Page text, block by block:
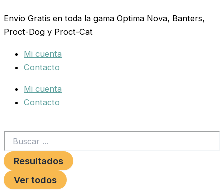
al
contenido
Envío Gratis en toda la gama Optima Nova, Banters,
Proct-Dog y Proct-Cat
Mi cuenta
Contacto
Mi cuenta
Contacto
...
Resultados
Ver todos